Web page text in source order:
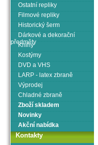
Ostatní repliky
Filmové repliky
Historický šerm
Dárkové a dekorační
předměty
Knihy
Kostýmy
DVD a VHS
LARP - latex zbraně
Výprodej
Chladné zbraně
Zboží skladem
Novinky
Akční nabídka
Kontakty